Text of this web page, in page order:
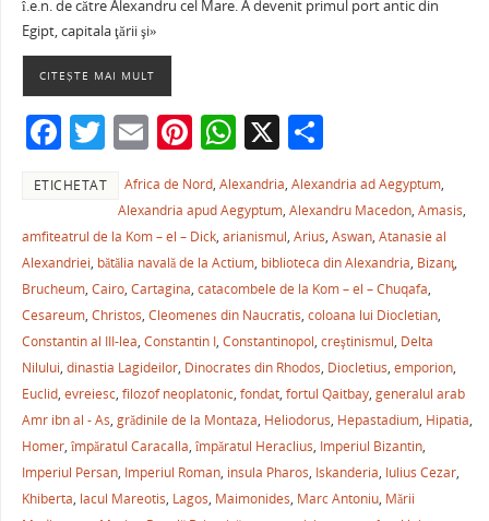
e
b
o
o
k
er l
p
p
ză
î.e.n. de către Alexandru cel Mare. A devenit primul port antic din
Egipt, capitala ţării şi»
CITEȘTE MAI MULT
F
c
e
b
o
o
k
T
w
itt
er
E
m
ai
l
Pi
nt
er
e
st
W
at
s
A
p
p
X P
ar
ta
je
a
ză
ETICHETAT Africa de Nord,Alexandria,Alexandria ad Aegyptum,
Alexandria apud Aegyptum,Alexandru Macedon,Amasis,
amfiteatrul de la Kom – el – Dick, arianismul, Arius, Aswan, Atanasie al
Alexandriei, bătălia navală de la Actium, biblioteca din Alexandria, Bizanţ,
Brucheum, Cairo, Cartagina, catacombele de la Kom – el – Chuqafa,
Cesareum, Christos, Cleomenes din Naucratis, coloana lui Diocletian,
Constantin al III-lea, Constantin I, Constantinopol, creştinismul, Delta
Nilului, dinastia Lagideilor, Dinocrates din Rhodos, Diocletius, emporion,
Euclid, evreiesc, filozof neoplatonic, fondat, fortul Qaitbay, generalul arab
Amr ibn al - As, grădinile de la Montaza, Heliodorus, Hepastadium, Hipatia,
Homer, împăratul Caracalla, împăratul Heraclius, Imperiul Bizantin,
Imperiul Persan, Imperiul Roman, insula Pharos, Iskanderia, Iulius Cezar,
Khiberta, lacul Mareotis, Lagos, Maimonides, Marc Antoniu, Mării